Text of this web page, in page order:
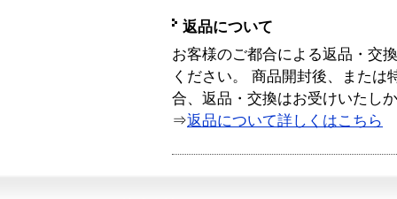
返品について
お客様のご都合による返品・交
ください。 商品開封後、または
合、返品・交換はお受けいたし
⇒返品について詳しくはこちら